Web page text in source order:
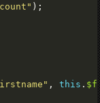
, this .